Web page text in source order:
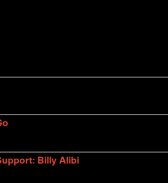
Billy Alibi